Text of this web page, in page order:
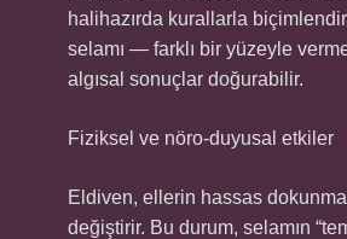
halihazırda kurallarla
selamı — farklı bir yüzeyle
algısal sonuçlar doğurabilir.
Fiziksel ve nöro‑duyusal etkiler
Eldiven, ellerin hassas dokunma
değiştirir. Bu durum, selamın